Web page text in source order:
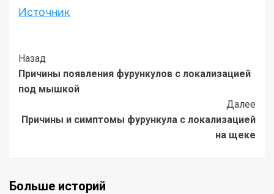
Источник
Post
Navigation
Назад
Причины появления фурункулов с локализацией
под мышкой
Далее
Причины и симптомы фурункула с локализацией
на щеке
Больше историй